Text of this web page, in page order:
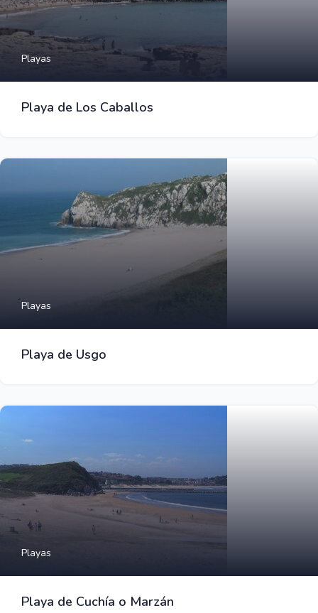
Playas
Playa de Los Caballos
Playas
Playa de Usgo
Playas
Playa de Cuchía o Marzán